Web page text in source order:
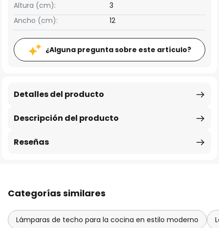
Ancho (cm): 12
Altura (cm): 3
¿Alguna pregunta sobre este artículo?
Descripción del producto
Detalles del producto
Reseñas
Categorías similares
Lámparas de techo para la cocina en estilo moderno